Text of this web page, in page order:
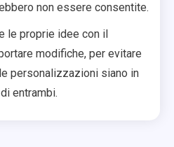
non essere consentite.
le proprie idee con il
modifiche, per evitare
personalizzazioni siano in
entrambi.